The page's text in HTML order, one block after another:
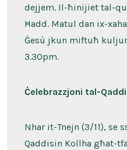
dejjem. Il-ħinijiet tal-
Ħadd. Matul dan ix-
Ġesù jkun miftuħ
3.30pm.
Ċelebrazzjoni tal-
Nhar it-Tnejn (3/11), se
Qaddisin Kollha għat-